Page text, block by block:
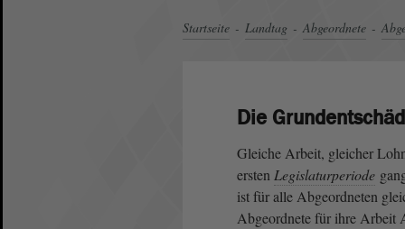
Startseite Landtag Abgeordnete
Die
Gleiche Arbeit, gleicher
ersten Legislaturperiode
ist für alle Abgeordneten
Abgeordnete für ihre Arbeit